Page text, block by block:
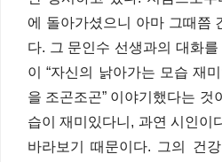
에 돌아가셨으니 아마 그때쯤
다. 그 문인수 선생과의 대화
이 “자신의 낡아가는 모습 재
을 조곤조곤” 이야기했다는 것
습이 재미있다니, 과연 시인이
바라보기 때문이다. 그의 건